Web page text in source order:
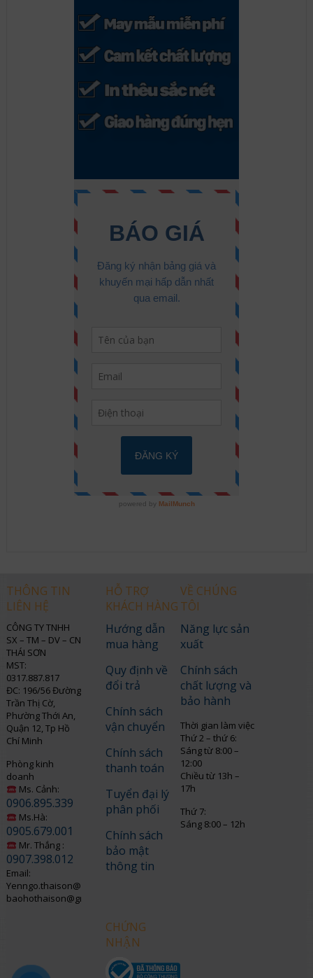
THÔNG TIN
LIÊN HỆ
CÔNG TY TNHH
SX – TM – DV – CN
THÁI SƠN
MST:
0317.887.817
ĐC: 196/56 Đường
Trần Thị Cờ,
Phường Thới An,
Quận 12, Tp Hồ
Chí Minh
Phòng kinh
doanh
Ms. Cảnh:
0906.895.339
Ms.Hà:
0905.679.001
Mr. Thắng :
0907.398.012
Email:
Yenngo.thaison@gmail.com
baohothaison@gmail.com
HỖ TRỢ
KHÁCH HÀNG
Hướng dẫn
mua hàng
Quy định về
đổi trả
Chính sách
vận chuyển
Chính sách
thanh toán
Tuyển đại lý
phân phối
Chính sách
bảo mật
thông tin
CHỨNG
NHẬN
VỀ CHÚNG
TÔI
Năng lực sản
xuất
Chính sách
chất lượng và
bảo hành
Thời gian làm việc
Thứ 2 – thứ 6:
Sáng từ 8:00 –
12:00
Chiều từ 13h –
17h
Thứ 7:
Sáng 8:00 – 12h